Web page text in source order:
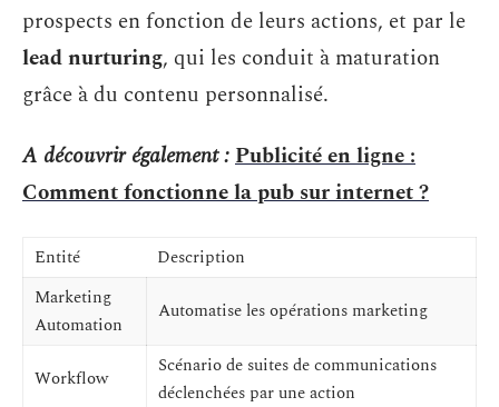
prospects en fonction de leurs actions, et par le
lead nurturing, qui les conduit à maturation
grâce à du contenu personnalisé.
A découvrir également :Publicité en ligne :
Comment fonctionne la pub sur internet ?
Entité
Description
Marketing
Automation
Automatise les opérations marketing
Workflow
Scénario de suites de communications
déclenchées par une action